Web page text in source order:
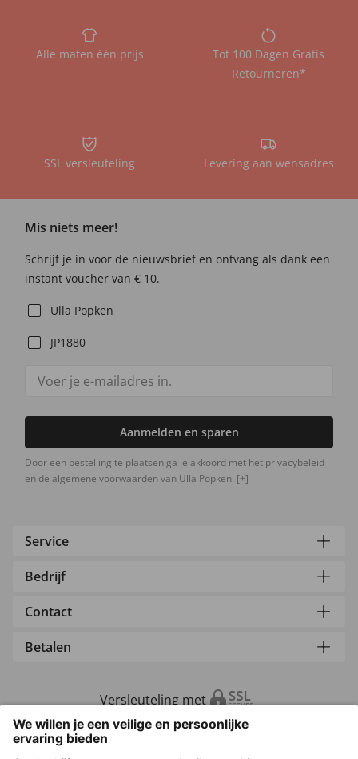
Alle maten één prijs
Tot 100 Dagen Gratis
Retourneren*
SSL versleuteling Levering aan wensadres
Mis niets meer!
Schrijf je in voor de nieuwsbrief en ontvang als dank een
instant voucher van € 10.
Ulla Popken
JP1880
Aanmelden en sparen
Door een bestelling te plaatsen ga je akkoord met het privacybeleid
en de algemene voorwaarden van Ulla Popken. [+]
Service
Bedrijf
Contact
Betalen
Versleuteling met